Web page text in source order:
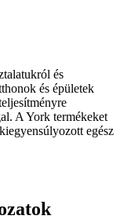
és
és épületek
A York termékeket
egész